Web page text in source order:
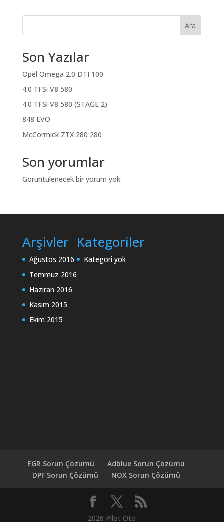
Ara
Son Yazılar
Opel Omega 2.0 DTI 100
4.0 TFSi V8 580
4.0 TFSi V8 580 (STAGE 2)
848 EVO
McCormick ZTX 280 280
Son yorumlar
Görüntülenecek bir yorum yok.
Arşivler
Ağustos 2016
Temmuz 2016
Haziran 2016
Kasım 2015
Ekim 2015
Kategoriler
Kategori yok
EGR Sorun Çözümü
Adblue Sorun Çözümü
DPF Sorun Çözümü
NOX Sorun Çözümü
2026 Pilot Oto